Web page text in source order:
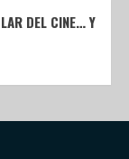
DEL CINE… Y